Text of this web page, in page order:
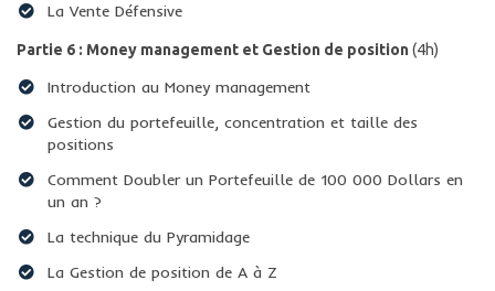
​La Vente Défensive
Partie 6 : Money management et Gestion de position (4h)
Introduction au Money management
​Gestion du portefeuille, concentration et taille des
positions
Comment Doubler un Portefeuille de 100 000 Dollars en
un an ?
​La technique du Pyramidage
​​La Gestion de position de A à Z